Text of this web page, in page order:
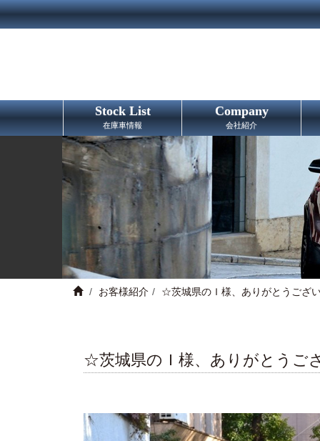
Stock List
在庫車情報
Company
会社紹介
お客様紹介 ☆茨城県のＩ様、ありがとうござ
☆茨城県のＩ様、ありがとうご